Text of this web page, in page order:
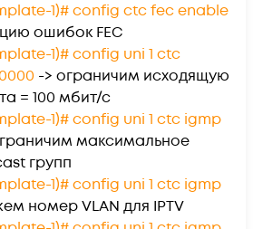
1)# config ctc fec enable
ошибок FEC
1)# config uni 1 ctc
-> ограничим исходящую
= 100 мбит/с
1)# config uni 1 ctc igmp
максимальное
групп
1)# config uni 1 ctc igmp
номер VLAN для IPTV